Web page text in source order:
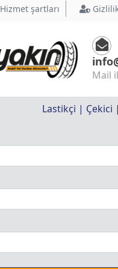
Hizmet şartları
Mail
Lastikçi | Çekici